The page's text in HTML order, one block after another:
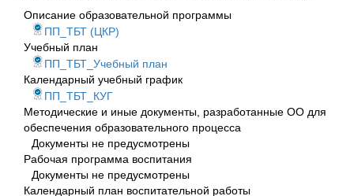
Описание образовательной программы
ПП_ТБТ (ЦКР)
Учебный план
ПП_ТБТ_Учебный план
Календарный учебный график
ПП_ТБТ_КУГ
Методические и иные документы, разработанные ОО для
обеспечения образовательного процесса
Документы не предусмотрены
Рабочая программа воспитания
Документы не предусмотрены
Календарный план воспитательной работы